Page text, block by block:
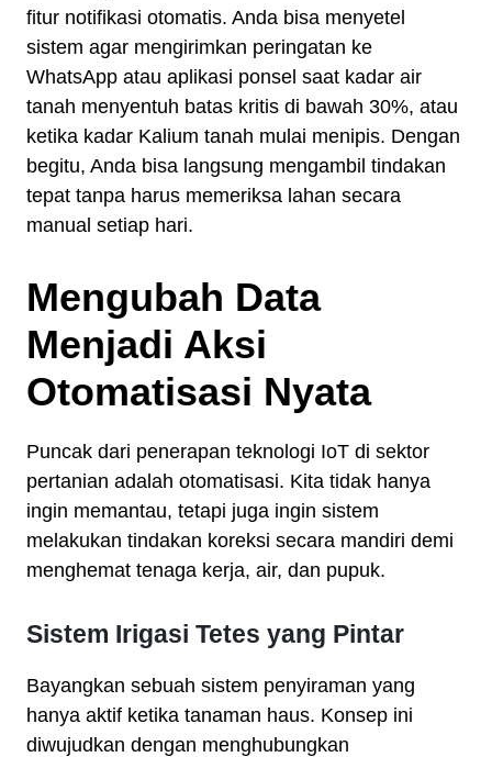
fitur notifikasi otomatis. Anda bisa menyetel
sistem agar mengirimkan peringatan ke
WhatsApp atau aplikasi ponsel saat kadar air
tanah menyentuh batas kritis di bawah 30%, atau
ketika kadar Kalium tanah mulai menipis. Dengan
begitu, Anda bisa langsung mengambil tindakan
tepat tanpa harus memeriksa lahan secara
manual setiap hari.
Mengubah Data
Menjadi Aksi
Otomatisasi Nyata
Puncak dari penerapan teknologi IoT di sektor
pertanian adalah otomatisasi. Kita tidak hanya
ingin memantau, tetapi juga ingin sistem
melakukan tindakan koreksi secara mandiri demi
menghemat tenaga kerja, air, dan pupuk.
Sistem Irigasi Tetes yang Pintar
Bayangkan sebuah sistem penyiraman yang
hanya aktif ketika tanaman haus. Konsep ini
diwujudkan dengan menghubungkan